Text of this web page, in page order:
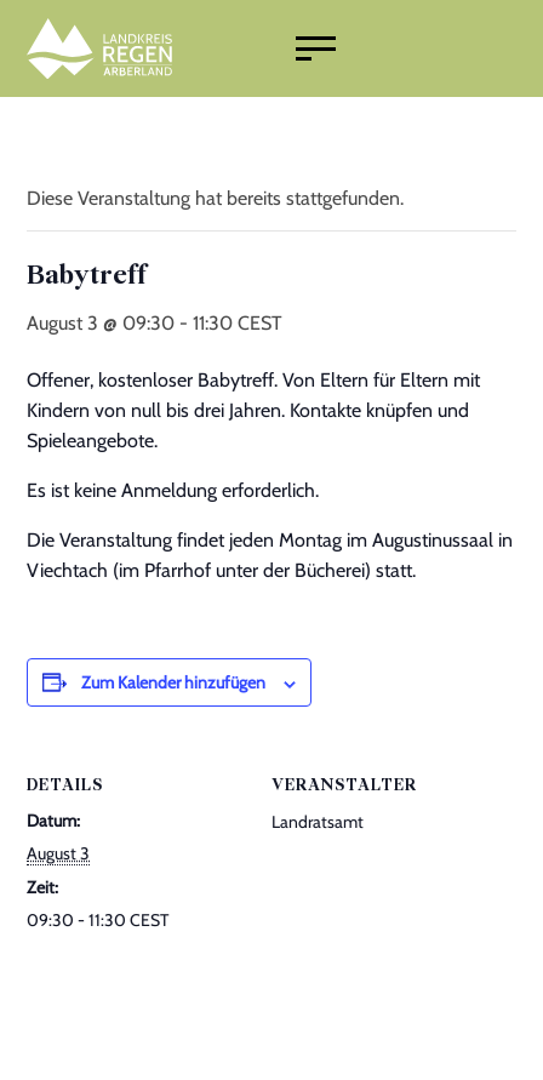
Schule und Ausbildung
Wohnen
Beratung und Kurse
Freizeit
Gesundheit
Notfallnummern
Videos
Veranstaltungen
Kontakt
Diese Veranstaltung hat bereits stattgefunden.
Babytreff
August 3 @ 09:30 -11:30 CEST
Offener, kostenloser Babytreff. Von Eltern für Eltern mit
Kindern von null bis drei Jahren. Kontakte knüpfen und
Spieleangebote.
Es ist keine Anmeldung erforderlich.
Die Veranstaltung findet jeden Montag im Augustinussaal in
Viechtach (im Pfarrhof unter der Bücherei) statt.
Zum Kalender hinzufügen
DETAILS
Datum:
August 3
Zeit:
09:30 - 11:30CEST
VERANSTALTER
Landratsamt